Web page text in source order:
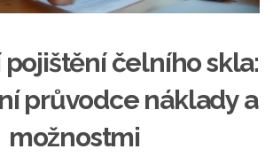
pojištění čelního skla:
průvodce náklady a
možnostmi